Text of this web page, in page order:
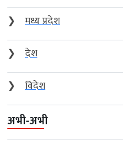
❯
मध्य प्रदेश
❯
देश
❯
विदेश
अभी-अभी